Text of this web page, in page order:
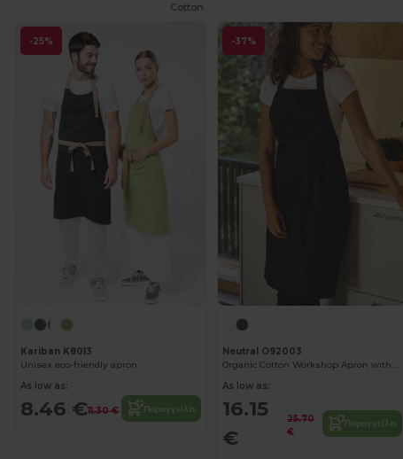
-25%
Kariban K8013
Unisex eco-friendly apron
As low as:
8.46 €11.30 € Παραγγείλτε
-37%
Cotton
Neutral O92003
Organic Cotton Workshop Apron with Adjustable Straps
As low as:
16.15
€
25.70
€
Παραγγείλτε